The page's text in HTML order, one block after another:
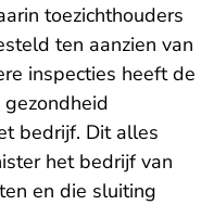
toezichthouders
ten aanzien van
inspecties heeft de
bedrijf. Dit alles
het bedrijf van
en die sluiting